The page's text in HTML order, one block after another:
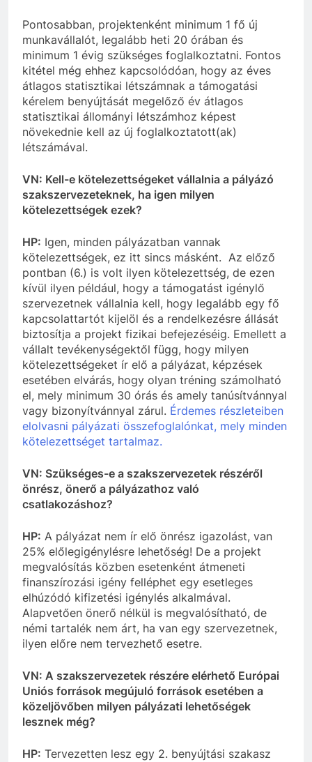
Pontosabban, projektenként minimum 1 fő új
munkavállalót, legalább heti 20 órában és
minimum 1 évig szükséges foglalkoztatni. Fontos
kitétel még ehhez kapcsolódóan, hogy az éves
átlagos statisztikai létszámnak a támogatási
kérelem benyújtását megelőző év átlagos
statisztikai állományi létszámhoz képest
növekednie kell az új foglalkoztatott(ak)
létszámával.
VN: Kell-e kötelezettségeket vállalnia a pályázó
szakszervezeteknek, ha igen milyen
kötelezettségek ezek?
HP: Igen, minden pályázatban vannak
kötelezettségek, ez itt sincs másként. Az előző
pontban (6.) is volt ilyen kötelezettség, de ezen
kívül ilyen például, hogy a támogatást igénylő
szervezetnek vállalnia kell, hogy legalább egy fő
kapcsolattartót kijelöl és a rendelkezésre állását
biztosítja a projekt fizikai befejezéséig. Emellett a
vállalt tevékenységektől függ, hogy milyen
kötelezettségeket ír elő a pályázat, képzések
esetében elvárás, hogy olyan tréning számolható
el, mely minimum 30 órás és amely tanúsítvánnyal
vagy bizonyítvánnyal zárul. Érdemes részleteiben
elolvasni pályázati összefoglalónkat, mely minden
kötelezettséget tartalmaz.
VN: Szükséges-e a szakszervezetek részéről
önrész, önerő a pályázathoz való
csatlakozáshoz?
HP: A pályázat nem ír elő önrész igazolást, van
25% előlegigénylésre lehetőség! De a projekt
megvalósítás közben esetenként átmeneti
finanszírozási igény felléphet egy esetleges
elhúzódó kifizetési igénylés alkalmával.
Alapvetően önerő nélkül is megvalósítható, de
némi tartalék nem árt, ha van egy szervezetnek,
ilyen előre nem tervezhető esetre.
VN: A szakszervezetek részére elérhető Európai
Uniós források megújuló források esetében a
közeljövőben milyen pályázati lehetőségek
lesznek még?
HP: Tervezetten lesz egy 2. benyújtási szakasz